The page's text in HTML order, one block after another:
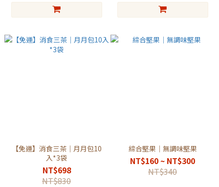
【免運】消食三茶｜月月包10
入*3袋
NT$698
NT$830
綜合堅果｜無調味堅果
NT$160 ~ NT$300
NT$340